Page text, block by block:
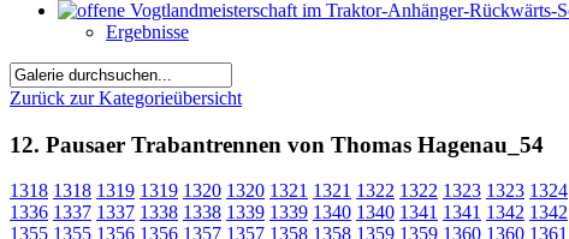
Ergebnisse
Zurück zur Kategorieübersicht
12. Pausaer Trabantrennen von Thomas Hagenau_54
1318 1318 1319 1319 1320 1320 1321 1321 1322 1322 1323 1323 1324
1336 1337 1337 1338 1338 1339 1339 1340 1340 1341 1341 1342 1342
1355 1355 1356 1356 1357 1357 1358 1358 1359 1359 1360 1360 1361